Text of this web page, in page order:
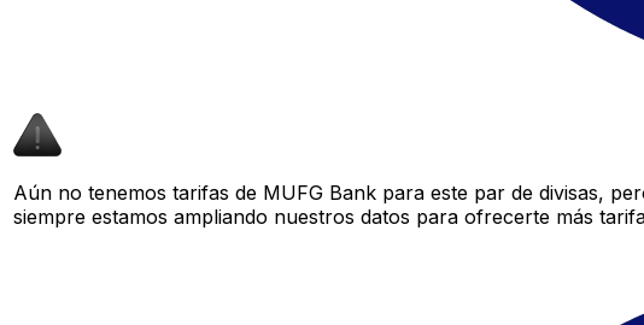
Aún no tenemos tarifas de MUFG Bank para este par de divisas,
siempre estamos ampliando nuestros datos para ofrecerte más